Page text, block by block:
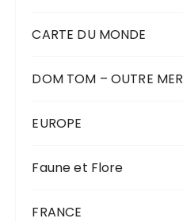
CARTE DU MONDE
DOM TOM – OUTRE MER
EUROPE
Faune et Flore
FRANCE